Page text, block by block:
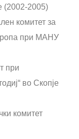
(2002-2005)
комитет за
при МАНУ
при
во Скопје
комитет